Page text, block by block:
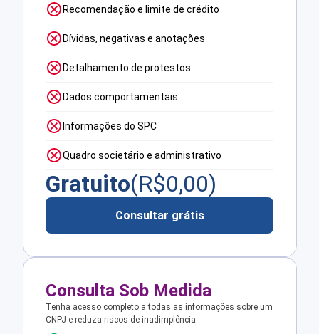
Recomendação e limite de crédito
Dívidas, negativas e anotações
Detalhamento de protestos
Dados comportamentais
Informações do SPC
Quadro societário e administrativo
Gratuito(R$0,00)
Consultar grátis
Consulta Sob Medida
Tenha acesso completo a todas as informações sobre um
CNPJ e reduza riscos de inadimplência.